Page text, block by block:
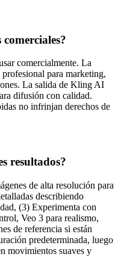
comercialmente. La
para marketing,
La salida de Kling AI
difusión con calidad.
no infrinjan derechos de
resultados?
de alta resolución para
describiendo
(3) Experimenta con
Veo 3 para realismo,
de referencia si están
predeterminada, luego
movimientos suaves y